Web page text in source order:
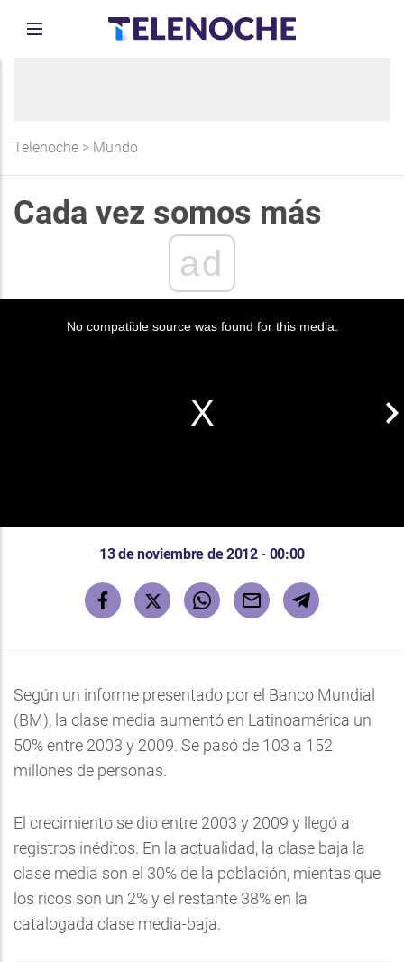
Telenoche > Mundo
Cada vez somos más
ad
No compatible source was found for this media.
13 de noviembre de 2012 - 00:00
Según un informe presentado por el Banco Mundial
(BM), la clase media aumentó en Latinoamérica un
50% entre 2003 y 2009. Se pasó de 103 a 152
millones de personas.
El crecimiento se dio entre 2003 y 2009 y llegó a
registros inéditos. En la actualidad, la clase baja la
clase media son el 30% de la población, mientas que
los ricos son un 2% y el restante 38% en la
catalogada clase media-baja.